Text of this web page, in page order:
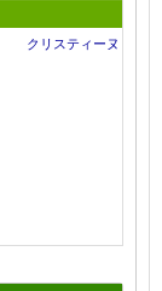
クリスティーヌ